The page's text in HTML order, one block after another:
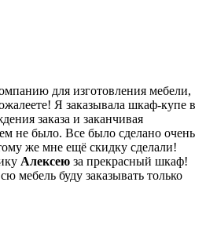
для изготовления мебели,
Я заказывала шкаф-купе в
заказа и заканчивая
не было. Все было сделано очень
же мне ещё скидку сделали!
Алексею за прекрасный шкаф!
мебель буду заказывать только